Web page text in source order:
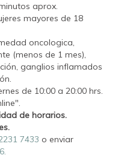
aprox.
mayores de 18
oncologica,
(menos de 1 mes),
ganglios inflamados
de 10:00 a 20:00 hrs.
de horarios.
7433 o enviar